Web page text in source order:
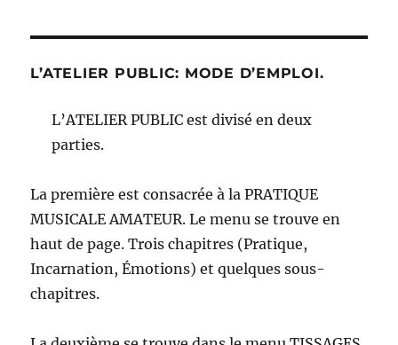
L’ATELIER PUBLIC: MODE D’EMPLOI.
L’ATELIER PUBLIC est divisé en deux
parties.
La première est consacrée à la PRATIQUE
MUSICALE AMATEUR. Le menu se trouve en
haut de page. Trois chapitres (Pratique,
Incarnation, Émotions) et quelques sous-
chapitres.